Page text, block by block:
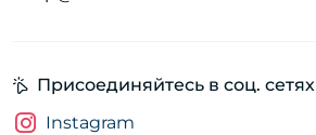
Присоединяйтесь в соц. сетях
Instagram